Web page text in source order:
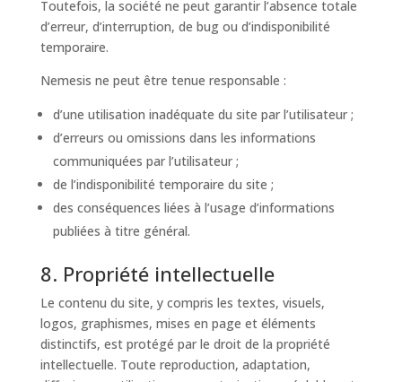
Toutefois, la société ne peut garantir l’absence totale
d’erreur, d’interruption, de bug ou d’indisponibilité
temporaire.
Nemesis ne peut être tenue responsable :
d’une utilisation inadéquate du site par l’utilisateur ;
d’erreurs ou omissions dans les informations
communiquées par l’utilisateur ;
de l’indisponibilité temporaire du site ;
des conséquences liées à l’usage d’informations
publiées à titre général.
8. Propriété intellectuelle
Le contenu du site, y compris les textes, visuels,
logos, graphismes, mises en page et éléments
distinctifs, est protégé par le droit de la propriété
intellectuelle. Toute reproduction, adaptation,